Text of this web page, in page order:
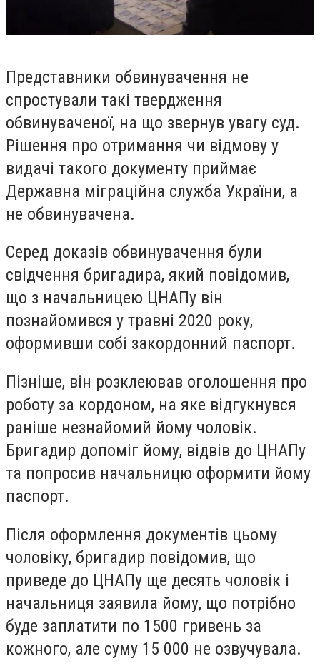
Представники обвинувачення не
спростували такі твердження
обвинуваченої, на що звернув увагу суд.
Рішення про отримання чи відмову у
видачі такого документу приймає
Державна міграційна служба України, а
не обвинувачена.
Серед доказів обвинувачення були
свідчення бригадира, який повідомив,
що з начальницею ЦНАПу він
познайомився у травні 2020 року,
оформивши собі закордонний паспорт.
Пізніше, він розклеював оголошення про
роботу за кордоном, на яке відгукнувся
раніше незнайомий йому чоловік.
Бригадир допоміг йому, відвів до ЦНАПу
та попросив начальницю оформити йому
паспорт.
Після оформлення документів цьому
чоловіку, бригадир повідомив, що
приведе до ЦНАПу ще десять чоловік і
начальниця заявила йому, що потрібно
буде заплатити по 1500 гривень за
кожного, але суму 15 000 не озвучувала.